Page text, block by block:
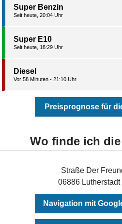
Super Benzin
Seit heute, 20:04 Uhr
Super E10
Seit heute, 18:29 Uhr
Diesel
Vor 58 Minuten - 21:10 Uhr
Preisprognose für
Wo finde ich
Straße Der
06886 Lutherstadt
Navigation mit